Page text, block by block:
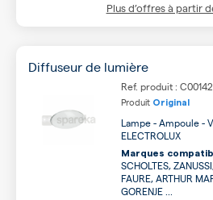
Plus d’offres à partir
Diffuseur de lumière
Ref. produit :
Produit Original
Lampe - Ampoule -
ELECTROLUX
Marques
SCHOLTES,
FAURE, ARTHUR
GORENJE ...